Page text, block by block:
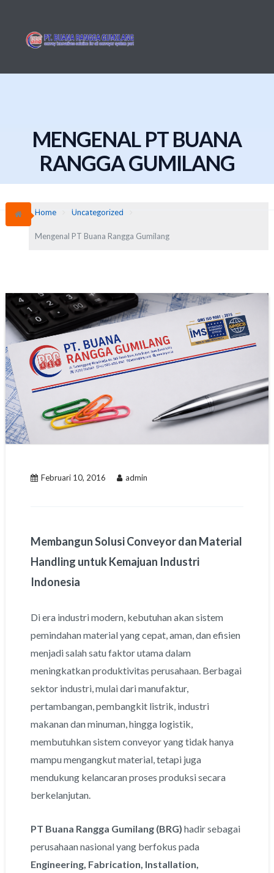
content
MENGENAL PT BUANA
RANGGA GUMILANG
Home Uncategorized
Mengenal PT Buana Rangga Gumilang
Februari 10, 2016 admin
Membangun Solusi Conveyor dan Material
Handling untuk Kemajuan Industri
Indonesia
Di era industri modern, kebutuhan akan sistem
pemindahan material yang cepat, aman, dan efisien
menjadi salah satu faktor utama dalam
meningkatkan produktivitas perusahaan. Berbagai
sektor industri, mulai dari manufaktur,
pertambangan, pembangkit listrik, industri
makanan dan minuman, hingga logistik,
membutuhkan sistem conveyor yang tidak hanya
mampu mengangkut material, tetapi juga
mendukung kelancaran proses produksi secara
berkelanjutan.
PT Buana Rangga Gumilang (BRG) hadir sebagai
perusahaan nasional yang berfokus pada
Engineering, Fabrication, Installation,